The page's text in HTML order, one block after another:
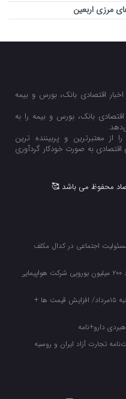
مرزی اربعین
اقتصادی بانک، بورس و بیمه
بانک، بورس و بیمه را به
از معتبرترین و پربیننده ترین
اقتصادی به صورت خودکار گردآوری
محفوظ می باشد 🥰
اجتماعی در کدال مکلف
پیامدهای تجاوز به ایران؛ زیان حدود ۲۰۰ میلیون یورویی شرکت هواپیمایی
قیمت طلا، دلار و سکه امروز پنجشنبه ۱۵مرداد/ افزایش قیمت ها +
دارو+نامه
تجارت آزاد ایران و روسیه